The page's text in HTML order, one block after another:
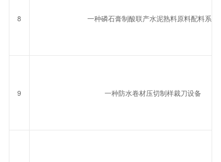
8 一种磷石膏制酸联产水泥熟料原料配料系统
9 一种防水卷材压切制样裁刀设备